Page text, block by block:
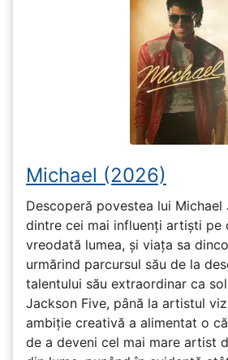
Michael (2026)
Descoperă povestea lui Michael
dintre cei mai influenți artiști pe
vreodată lumea, și viața sa
urmărind parcursul său de la
talentului său extraordinar ca
Jackson Five, până la artistul
ambiție creativă a alimentat o
de a deveni cel mai mare artist